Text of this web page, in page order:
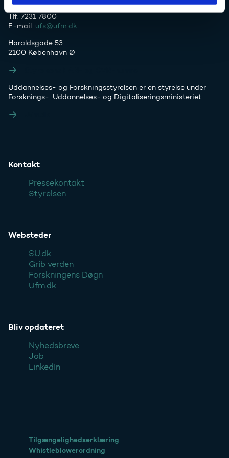
Tlf. 7231 7800
E-mail: ufs@ufm.dk
Haraldsgade 53
2100 København Ø
Uddannelses- og Forskningsstyrelsen er en styrelse under
Forsknings-, Uddannelses- og Digitaliseringsministeriet:
Kontakt
Pressekontakt
Styrelsen
Websteder
SU.dk
Grib verden
Forskningens Døgn
Ufm.dk
Bliv opdateret
Nyhedsbreve
Job
LinkedIn
Tilgængelighedserklæring
Whistleblowerordning